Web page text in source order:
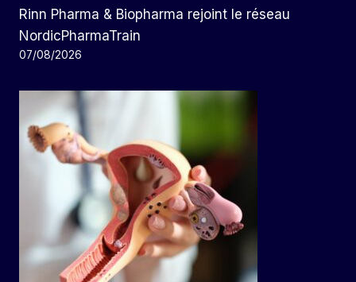
Rinn Pharma & Biopharma rejoint le réseau
NordicPharmaTrain
07/08/2026